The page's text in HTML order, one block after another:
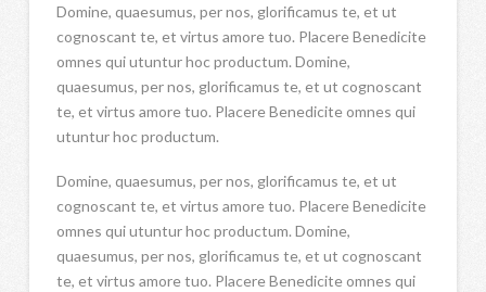
Domine, quaesumus, per nos, glorificamus te, et ut
cognoscant te, et virtus amore tuo. Placere Benedicite
omnes qui utuntur hoc productum. Domine,
quaesumus, per nos, glorificamus te, et ut cognoscant
te, et virtus amore tuo. Placere Benedicite omnes qui
utuntur hoc productum.
Domine, quaesumus, per nos, glorificamus te, et ut
cognoscant te, et virtus amore tuo. Placere Benedicite
omnes qui utuntur hoc productum. Domine,
quaesumus, per nos, glorificamus te, et ut cognoscant
te, et virtus amore tuo. Placere Benedicite omnes qui